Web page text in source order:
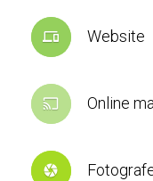
devices Website
cast Online
camera